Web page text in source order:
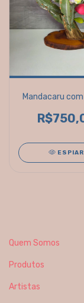
Mandacaru
ESPIAR
Quem Somos
Produtos
Artistas